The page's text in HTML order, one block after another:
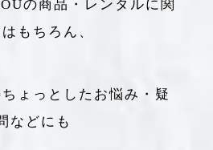
の商品・レンタルに関
もちろん、
ょっとしたお悩み・疑
などにも